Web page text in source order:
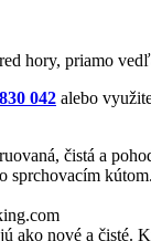
hory, priamo
042 alebo
čistá a
sprchovacím
ako nové a čisté.